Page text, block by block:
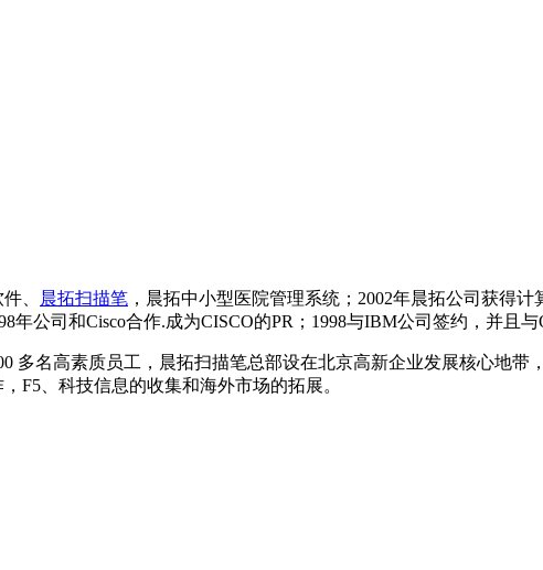
、 晨拓扫描笔 ，晨拓中小型医院管理系统；2002年晨拓公司获得
公司和Cisco合作.成为CISCO的PR；1998与IBM公司签约，并且与
多名高素质员工，晨拓扫描笔总部设在北京高新企业发展核心地带
F5、科技信息的收集和海外市场的拓展。